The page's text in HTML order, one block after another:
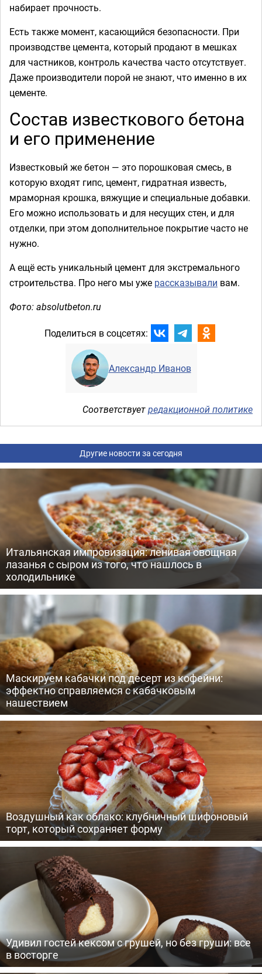
набирает прочность.
Есть также момент, касающийся безопасности. При
производстве цемента, который продают в мешках
для частников, контроль качества часто отсутствует.
Даже производители порой не знают, что именно в их
цементе.
Состав известкового бетона
и его применение
Известковый же бетон — это порошковая смесь, в
которую входят гипс, цемент, гидратная известь,
мраморная крошка, вяжущие и специальные добавки.
Его можно использовать и для несущих стен, и для
отделки, при этом дополнительное покрытие часто не
нужно.
А ещё есть уникальный цемент для экстремального
строительства. Про него мы уже рассказывали вам.
Фото: absolutbeton.ru
Поделиться в соцсетях:
Александр Иванов
Соответствуетредакционной политике
Другие новости за сегодня
Итальянская импровизация: ленивая овощная
лазанья с сыром из того, что нашлось в
холодильнике
Маскируем кабачки под десерт из кофейни:
эффектно справляемся с кабачковым
нашествием
Воздушный как облако: клубничный шифоновый
торт, который сохраняет форму
Удивил гостей кексом с грушей, но без груши: все
в восторге